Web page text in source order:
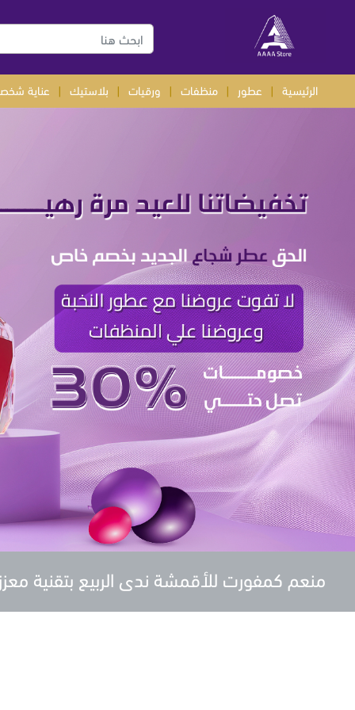
الرئيسية | عطور | منظفات | ورقيات | بلاستيك | عناية
منعم كمفورت للأقمشة ندى الربيع بتقنية معززة